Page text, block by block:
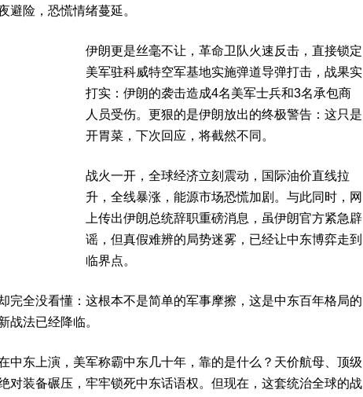
避险，恐慌情绪蔓延。
伊朗更是丝毫不让，革命卫队火速反击，直接锁定
美军驻科威特空军基地实施弹道导弹打击，战果实
打实：伊朗的袭击造成4名美军士兵和3名承包商
人员受伤。更狠的是伊朗放出的终极警告：这只是
开胃菜，下次回应，将截然不同。
战火一开，全球经济立刻震动，国际油价直线拉
升，全线暴涨，能源市场恐慌加剧。与此同时，网
上传出伊朗总统辞职重磅消息，虽伊朗官方紧急辟
谣，但真假难辨的局势迷雾，已经让中东博弈走到
临界点。
完全没看懂：这根本不是简单的军事摩擦，这是中东百年格局的
战法已经降临。
中东上演，美军称霸中东几十年，靠的是什么？天价航母、顶级
对装备碾压，牢牢锁死中东话语权。但现在，这套统治全球的战